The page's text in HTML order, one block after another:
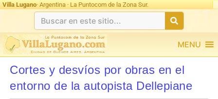
Villa Lugano· Argentina · La Puntocom de la Zona Sur.
MENU
Cortes y desvíos por obras en el
entorno de la autopista Dellepiane